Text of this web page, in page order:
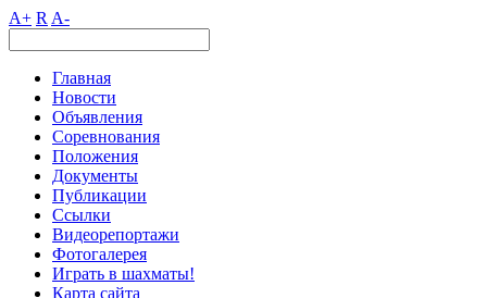
A+ R A-
Главная
Новости
Объявления
Соревнования
Положения
Документы
Публикации
Ссылки
Видеорепортажи
Фотогалерея
Играть в шахматы!
Карта сайта